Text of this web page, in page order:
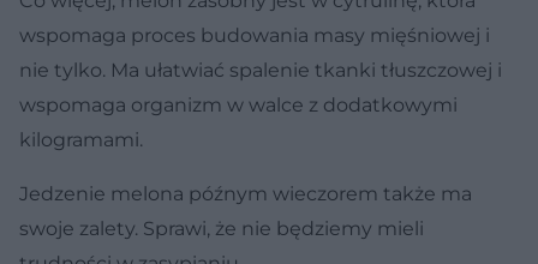
wspomaga proces budowania masy mięśniowej i
nie tylko. Ma ułatwiać spalenie tkanki tłuszczowej i
wspomaga organizm w walce z dodatkowymi
kilogramami.
Jedzenie melona późnym wieczorem także ma
swoje zalety. Sprawi, że nie będziemy mieli